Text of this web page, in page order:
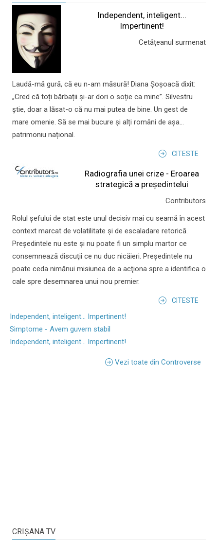
Independent, inteligent...
Impertinent!
Cetățeanul surmenat
Laudă-mă gură, că eu n-am măsură! Diana Șoșoacă dixit:
„Cred că toți bărbații și-ar dori o soție ca mine”. Silvestru
știe, doar a lăsat-o că nu mai putea de bine. Un gest de
mare omenie. Să se mai bucure și alți români de așa...
patrimoniu național.
CITESTE
Radiografia unei crize - Eroarea
strategică a președintelui
Contributors
Rolul şefului de stat este unul decisiv mai cu seamă în acest
context marcat de volatilitate şi de escaladare retorică.
Preşedintele nu este şi nu poate fi un simplu martor ce
consemnează discuţii ce nu duc nicăieri. Preşedintele nu
poate ceda nimănui misiunea de a acţiona spre a identifica o
cale spre desemnarea unui nou premier.
CITESTE
Independent, inteligent... Impertinent!
Simptome - Avem guvern stabil
Independent, inteligent... Impertinent!
Vezi toate din Controverse
CRIŞANA TV